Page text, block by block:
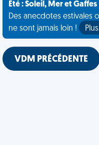
Été : Soleil, Mer et Gaffes
Des anecdotes estivales
ne sont jamais loin !
VDM PRÉCÉDENTE